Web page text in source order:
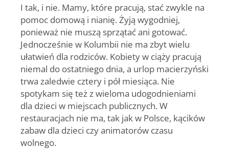
I tak, i nie. Mamy, które pracują, stać zwykle na
pomoc domową i nianię. Żyją wygodniej,
ponieważ nie muszą sprzątać ani gotować.
Jednocześnie w Kolumbii nie ma zbyt wielu
ułatwień dla rodziców. Kobiety w ciąży pracują
niemal do ostatniego dnia, a urlop macierzyński
trwa zaledwie cztery i pół miesiąca. Nie
spotykam się też z wieloma udogodnieniami
dla dzieci w miejscach publicznych. W
restauracjach nie ma, tak jak w Polsce, kącików
zabaw dla dzieci czy animatorów czasu
wolnego.